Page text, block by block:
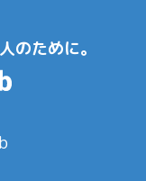
のために。